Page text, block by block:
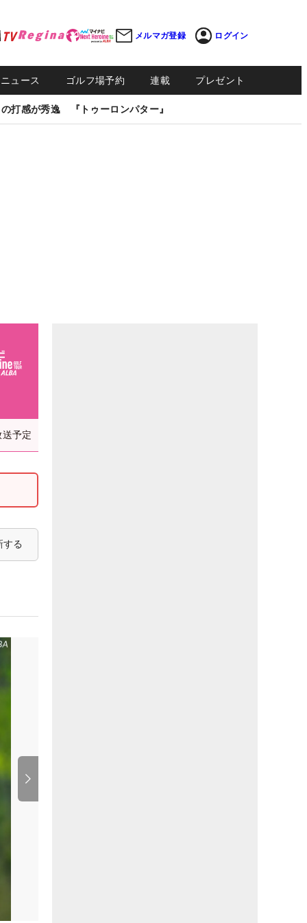
メルマガ登録 ログイン
ュース ゴルフ場予約 連載 プレゼント
打感が秀逸 『トゥーロンパター』
予定
する